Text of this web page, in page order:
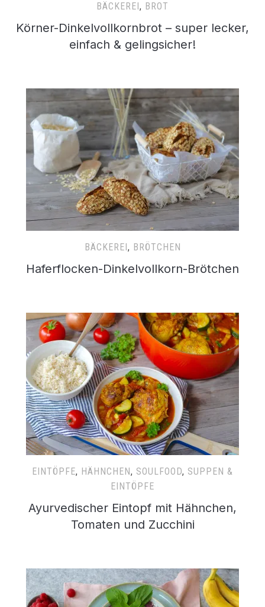
BÄCKEREI, BROT
Körner-Dinkelvollkornbrot – super lecker,
einfach & gelingsicher!
BÄCKEREI, BRÖTCHEN
Haferflocken-Dinkelvollkorn-Brötchen
EINTÖPFE, HÄHNCHEN, SOULFOOD, SUPPEN &
EINTÖPFE
Ayurvedischer Eintopf mit Hähnchen,
Tomaten und Zucchini